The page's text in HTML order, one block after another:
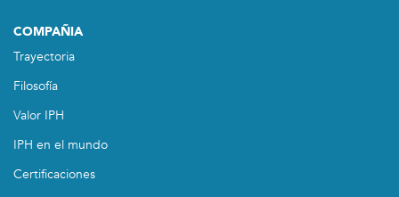
COMPAÑIA
Trayectoria
Filosofía
Valor IPH
IPH en el mundo
Certificaciones